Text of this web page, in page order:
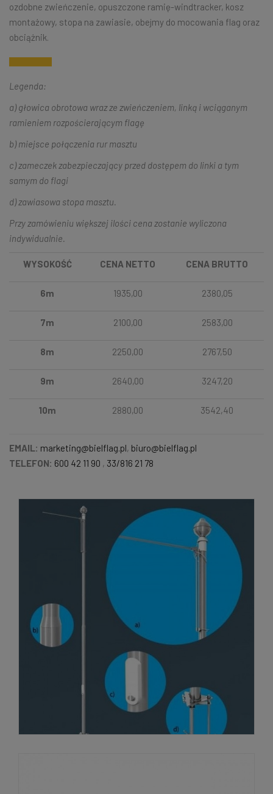
ozdobne zwieńczenie, opuszczone ramię-windtracker, kosz
montażowy, stopa na zawiasie, obejmy do mocowania flag oraz
obciążnik.
Legenda:
a) głowica obrotowa wraz ze zwieńczeniem, linką i wciąganym
ramieniem rozpościerającym flagę
b) miejsce połączenia rur masztu
c) zameczek zabezpieczający przed dostępem do linki a tym
samym do flagi
d) zawiasowa stopa masztu.
Przy zamówieniu większej ilości cena zostanie wyliczona
indywidualnie.
WYSOKOŚĆ CENA NETTO CENA BRUTTO
6m 1935,00 2380,05
7m 2100,00 2583,00
8m 2250,00 2767,50
9m 2640,00 3247,20
10m 2880,00 3542,40
EMAIL: marketing@bielflag.pl, biuro@bielflag.pl
TELEFON: 600 42 11 90 , 33/816 21 78